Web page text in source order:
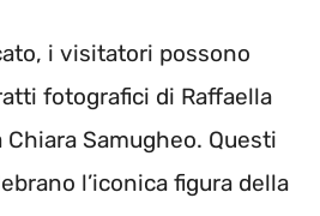
i visitatori possono
fotografici di Raffaella
Samugheo. Questi
l’iconica figura della